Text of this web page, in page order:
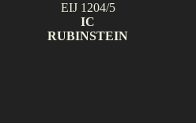
EIJ 1204/5
IC
RUBINSTEIN